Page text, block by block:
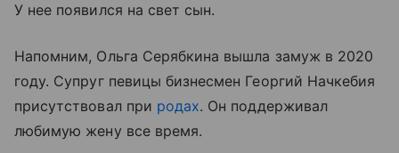
У нее появился на свет сын.
Напомним, Ольга Серябкина вышла замуж в 2020
году. Супруг певицы бизнесмен Георгий Начкебия
присутствовал при родах. Он поддерживал
любимую жену все время.